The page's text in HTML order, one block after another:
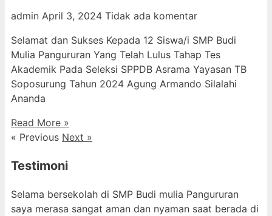
admin April 3, 2024 Tidak ada komentar
Selamat dan Sukses Kepada 12 Siswa/i SMP Budi
Mulia Pangururan Yang Telah Lulus Tahap Tes
Akademik Pada Seleksi SPPDB Asrama Yayasan TB
Soposurung Tahun 2024 Agung Armando Silalahi
⁠Ananda
Read More »
« Previous Next »
Testimoni
Selama bersekolah di SMP Budi mulia Pangururan
saya merasa sangat aman dan nyaman saat berada di